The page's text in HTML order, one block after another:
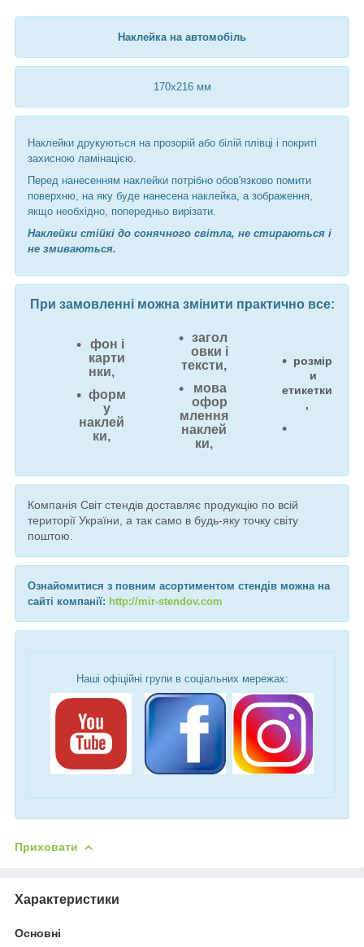
Наклейка на автомобіль
170х216 мм
Наклейки друкуються на прозорій або білій плівці і покриті
захисною ламінацією.
Перед нанесенням наклейки потрібно обов'язково помити
поверхню, на яку буде нанесена наклейка, а зображення,
якщо необхідно, попередньо вирізати.
Наклейки стійкі до сонячного світла, не стираються і
не змиваються.
При замовленні можна змінити практично все:
фон і
карти
нки,
форм
у
наклей
ки,
загол
овки і
тексти,
мова
офор
млення
наклей
ки,
розмір
и
етикетки
,
Компанія Світ стендів доставляє продукцію по всій
території України, а так само в будь-яку точку світу
поштою.
Ознайомитися з повним асортиментом стендів можна на
сайті компанії: http://mir-stendov.com
Наші офіційні групи в соціальних мережах:
Приховати
Характеристики
Основні